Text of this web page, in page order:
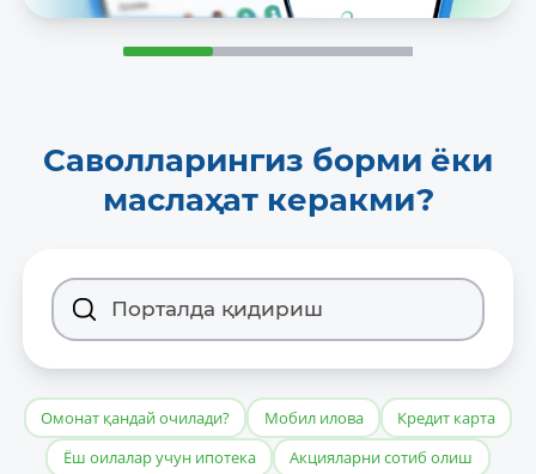
Саволларингиз борми ёки
маслаҳат керакми?
Омонат қандай очилади? Мобил илова
Кредит карта
Ёш оилалар учун ипотека
Акцияларни сотиб олиш